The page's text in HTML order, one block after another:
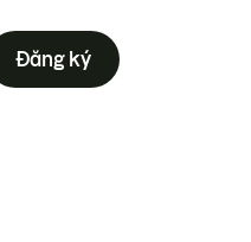
Đăng ký